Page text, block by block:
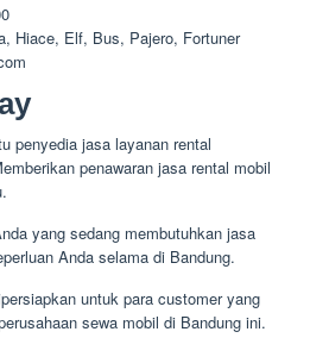
Hiace, Elf, Bus, Pajero, Fortuner
penyedia jasa layanan rental
penawaran jasa rental mobil
yang sedang membutuhkan jasa
Anda selama di Bandung.
untuk para customer yang
sewa mobil di Bandung ini.